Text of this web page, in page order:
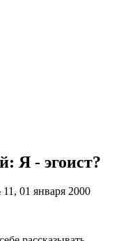
Я - эгоист?
01 января 2000